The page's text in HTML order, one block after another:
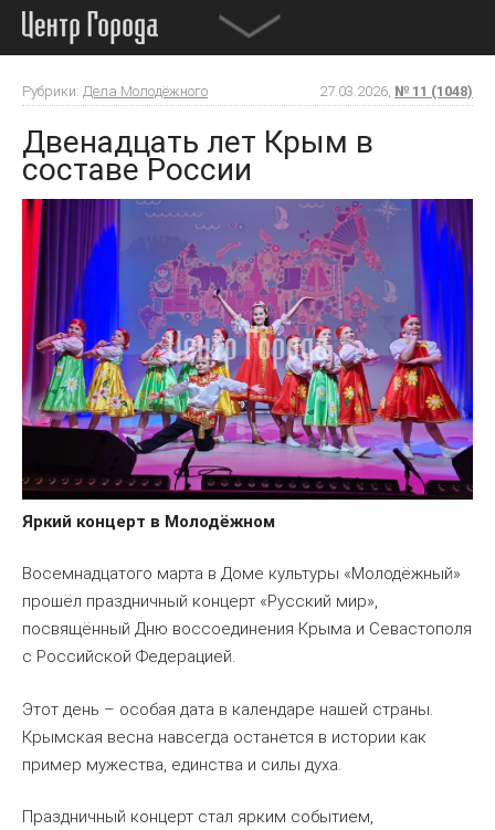
27.03.2026, № 11 (1048)
Рубрики: Дела Молодёжного
Двенадцать лет Крым в
составе России
Яркий концерт в Молодёжном
Восемнадцатого марта в Доме культуры «Молодёжный»
прошёл праздничный концерт «Русский мир»,
посвящённый Дню воссоединения Крыма и Севастополя
с Российской Федерацией.
Этот день – особая дата в календаре нашей страны.
Крымская весна навсегда останется в истории как
пример мужества, единства и силы духа.
Праздничный концерт стал ярким событием,